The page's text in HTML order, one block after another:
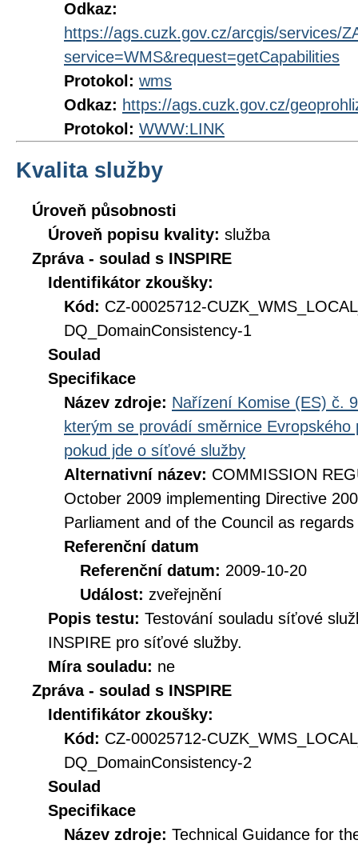
Odkaz:
https://ags.cuzk.gov.cz/arcgis/services/
service=WMS&request=getCapabilities
Protokol: wms
Odkaz: https://ags.cuzk.gov.cz/
Protokol: WWW:LINK
Kvalita služby
Úroveň působnosti
Úroveň popisu kvality: služba
Zpráva - soulad s INSPIRE
Identifikátor zkoušky:
Kód: CZ-00025712-
DQ_DomainConsistency-1
Soulad
Specifikace
Název zdroje: Nařízení Komise (ES) č.
kterým se provádí směrnice
pokud jde o síťové služby
Alternativní název: COMMISSION
October 2009 implementing Directive
Parliament and of the Council as
Referenční datum
Referenční datum: 2009-10-20
Událost: zveřejnění
Popis testu: Testování souladu síťové
INSPIRE pro síťové služby.
Míra souladu: ne
Zpráva - soulad s INSPIRE
Identifikátor zkoušky:
Kód: CZ-00025712-
DQ_DomainConsistency-2
Soulad
Specifikace
Název zdroje: Technical Guidance for